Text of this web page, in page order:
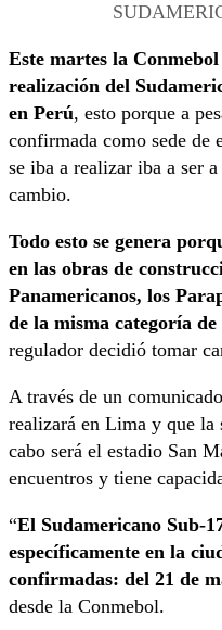
Este martes la
realización del
en Perú, esto porque a
confirmada como sede de
se iba a realizar iba a ser
cambio.
Todo esto se genera
en las obras de
Panamericanos, los
de la misma categoría
regulador decidió tomar
A través de un
realizará en Lima y que la
cabo será el estadio San
encuentros y tiene
“El Sudamericano Sub-
específicamente en la
confirmadas: del 21 de
desde la Conmebol.